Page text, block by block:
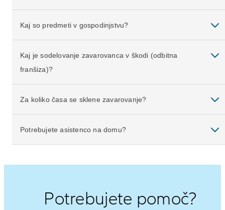
Kaj so predmeti v gospodinjstvu?
Kaj je sodelovanje zavarovanca v škodi (odbitna
franšiza)?
Za koliko časa se sklene zavarovanje?
Potrebujete asistenco na domu?
Potrebujete pomoč?